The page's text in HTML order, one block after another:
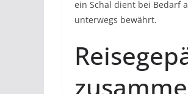
ein Schal dient bei Bedarf
unterwegs bewährt.